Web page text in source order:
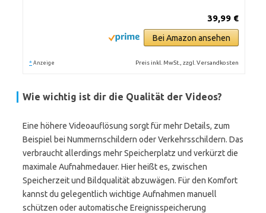
39,99 €
Bei Amazon ansehen
* Anzeige Preis inkl. MwSt., zzgl. Versandkosten
Wie wichtig ist dir die Qualität der Videos?
Eine höhere Videoauflösung sorgt für mehr Details, zum
Beispiel bei Nummernschildern oder Verkehrsschildern. Das
verbraucht allerdings mehr Speicherplatz und verkürzt die
maximale Aufnahmedauer. Hier heißt es, zwischen
Speicherzeit und Bildqualität abzuwägen. Für den Komfort
kannst du gelegentlich wichtige Aufnahmen manuell
schützen oder automatische Ereignisspeicherung